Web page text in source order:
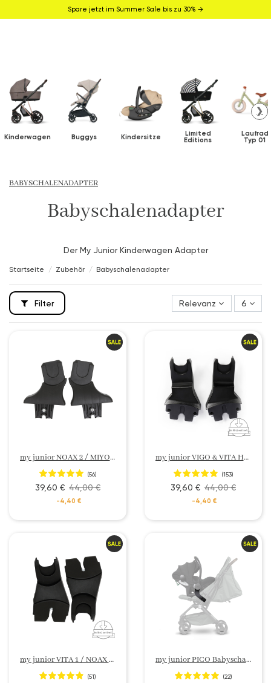
Spare jetzt im Summer Sale bis zu 30% →
Kinderwagen Buggys Kindersitze Limited
Editions
Laufrad
Typ 01
❯
BABYSCHALENADAPTER
Babyschalenadapter
Der My Junior Kinderwagen Adapter
Startseite Zubehör Babyschalenadapter
Filter Relevanz 6
my junior NOAX 2 / MIYO Babyschalen Adapter My Connect
(56)
39,60 € 44,00 €
-4,40 €
my junior VIGO & VITA HOPE & VITA unique 3 & VITA unique 2 & VITA 2 Babyschalenadapter
(153)
39,60 € 44,00 €
-4,40 €
my junior VITA 1 / NOAX / VITA unique 1 Babyschalen Adapter My Connect
(51)
my junior PICO Babyschalenadapter
(22)